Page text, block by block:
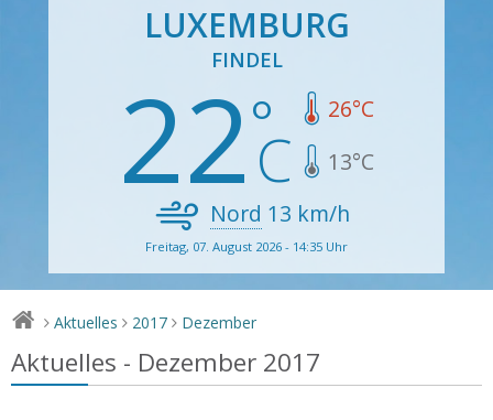
LUXEMBURG
FINDEL
22 26°C
13°C
Nord 13 km/h
Freitag, 07. August 2026 - 14:35 Uhr
> Aktuelles > 2017 > Dezember
Aktuelles - Dezember 2017